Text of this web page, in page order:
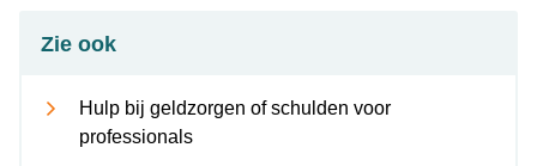
Zie ook
Hulp bij geldzorgen of schulden voor
professionals